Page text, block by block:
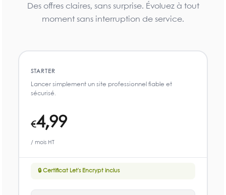
Des offres claires, sans surprise. Évoluez à tout
moment sans interruption de service.
STARTER
Lancer simplement un site professionnel fiable et
sécurisé.
€4,99
/ mois HT
🔒 Certificat Let's Encrypt inclus